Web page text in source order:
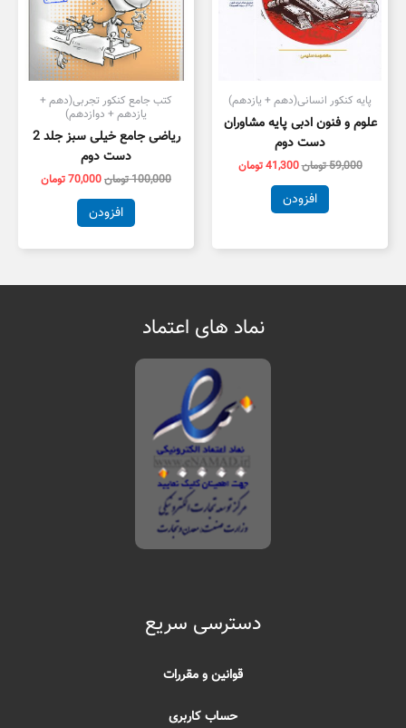
پایه کنکور انسانی(دهم + یازدهم)
علوم و فنون ادبی پایه مشاوران
دست دوم
59,000تومان41,300تومان
افزودن
کتب جامع کنکور تجربی(دهم +
یازدهم + دوازدهم)
ریاضی جامع خیلی سبز جلد 2
دست دوم
100,000تومان70,000تومان
افزودن
نماد های اعتماد
دسترسی سریع
قوانین و مقررات
حساب کاربری